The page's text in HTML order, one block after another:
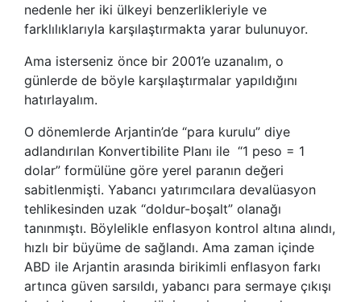
nedenle her iki ülkeyi benzerlikleriyle ve
farklılıklarıyla karşılaştırmakta yarar bulunuyor.
Ama isterseniz önce bir 2001’e uzanalım, o
günlerde de böyle karşılaştırmalar yapıldığını
hatırlayalım.
O dönemlerde Arjantin’de “para kurulu” diye
adlandırılan Konvertibilite Planı ile “1 peso = 1
dolar” formülüne göre yerel paranın değeri
sabitlenmişti. Yabancı yatırımcılara devalüasyon
tehlikesinden uzak “doldur-boşalt” olanağı
tanınmıştı. Böylelikle enflasyon kontrol altına alındı,
hızlı bir büyüme de sağlandı. Ama zaman içinde
ABD ile Arjantin arasında birikimli enflasyon farkı
artınca güven sarsıldı, yabancı para sermaye çıkışı